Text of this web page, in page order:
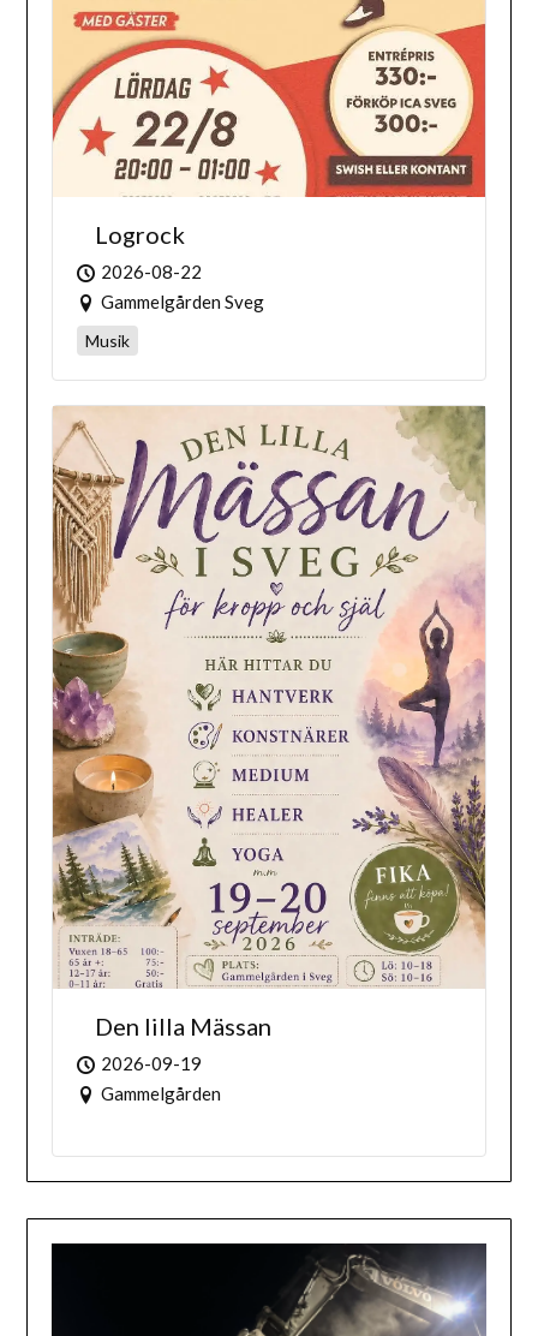
Logrock
2026-08-22
Gammelgården Sveg
Musik
Den lilla Mässan
2026-09-19
Gammelgården